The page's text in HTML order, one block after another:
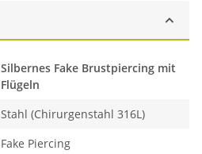
Silbernes Fake Brustpiercing mit
Flügeln
Stahl (Chirurgenstahl 316L)
Fake Piercing